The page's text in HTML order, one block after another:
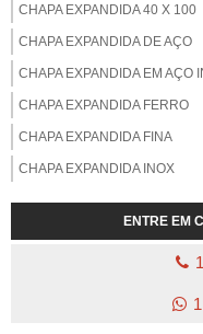
CHAPA EXPANDIDA 40 X 100
CHAPA EXPANDIDA DE AÇO
CHAPA EXPANDIDA EM AÇO
CHAPA EXPANDIDA FERRO
CHAPA EXPANDIDA FINA
CHAPA EXPANDIDA INOX
CHAPA EXPANDIDA LISA
CHAPA EXPANDIDA ZINCADA
ENTRE EM